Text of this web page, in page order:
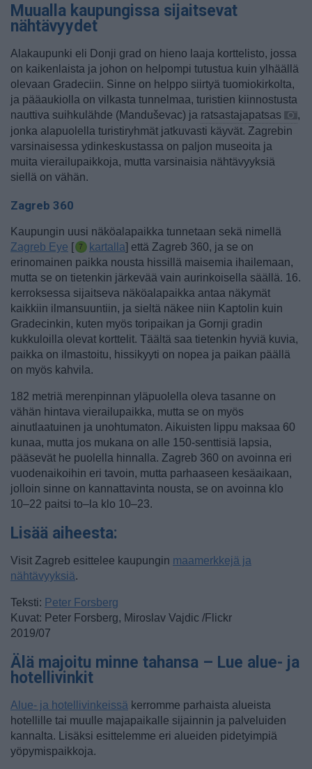
Muualla kaupungissa sijaitsevat
nähtävyydet
Alakaupunki eli Donji grad on hieno laaja korttelisto, jossa
on kaikenlaista ja johon on helpompi tutustua kuin ylhäällä
olevaan Gradeciin. Sinne on helppo siirtyä tuomiokirkolta,
ja pääaukiolla on vilkasta tunnelmaa, turistien kiinnostusta
nauttiva suihkulähde (Manduševac) ja ratsastajapatsas
,
jonka alapuolella turistiryhmät jatkuvasti käyvät. Zagrebin
varsinaisessa ydinkeskustassa on paljon museoita ja
muita vierailupaikkoja, mutta varsinaisia nähtävyyksiä
siellä on vähän.
Zagreb 360
Kaupungin uusi näköalapaikka tunnetaan sekä nimellä
Zagreb Eye [ kartalla] että Zagreb 360, ja se on
erinomainen paikka nousta hissillä maisemia ihailemaan,
mutta se on tietenkin järkevää vain aurinkoisella säällä. 16.
kerroksessa sijaitseva näköalapaikka antaa näkymät
kaikkiin ilmansuuntiin, ja sieltä näkee niin Kaptolin kuin
Gradecinkin, kuten myös toripaikan ja Gornji gradin
kukkuloilla olevat korttelit. Täältä saa tietenkin hyviä kuvia,
paikka on ilmastoitu, hissikyyti on nopea ja paikan päällä
on myös kahvila.
182 metriä merenpinnan yläpuolella oleva tasanne on
vähän hintava vierailupaikka, mutta se on myös
ainutlaatuinen ja unohtumaton. Aikuisten lippu maksaa 60
kunaa, mutta jos mukana on alle 150-senttisiä lapsia,
pääsevät he puolella hinnalla. Zagreb 360 on avoinna eri
vuodenaikoihin eri tavoin, mutta parhaaseen kesäaikaan,
jolloin sinne on kannattavinta nousta, se on avoinna klo
10–22 paitsi to–la klo 10–23.
Lisää aiheesta:
Visit Zagreb esittelee kaupungin maamerkkejä ja
nähtävyyksiä.
Teksti: Peter Forsberg
Kuvat: Peter Forsberg, Miroslav Vajdic /Flickr
2019/07
Älä majoitu minne tahansa – Lue alue- ja
hotellivinkit
Alue- ja hotellivinkeissä kerromme parhaista alueista
hotellille tai muulle majapaikalle sijainnin ja palveluiden
kannalta. Lisäksi esittelemme eri alueiden pidetyimpiä
yöpymispaikkoja.